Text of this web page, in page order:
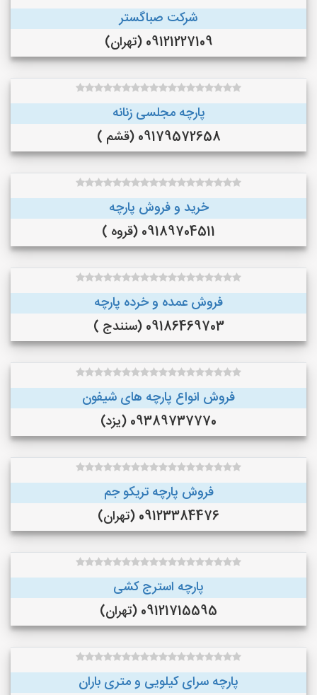
شرکت صباگستر
09121227109 (تهران)
پارچه مجلسی زنانه
09179572658 (قشم )
خرید و فروش پارچه
09189704511 (قروه )
فروش عمده و خرده پارچه
09186469703 (سنندج )
فروش انواع پارچه های شیفون
09389737770 (یزد)
فروش پارچه تریکو جم
09123384476 (تهران)
پارچه استرج کشی
09121715595 (تهران)
پارچه سرای کیلویی و متری باران